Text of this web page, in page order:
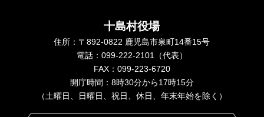
十島村役場
住所：〒892-0822 鹿児島市泉町14番15号
電話：099-222-2101（代表）
FAX：099-223-6720
開庁時間：8時30分から17時15分
（土曜日、日曜日、祝日、休日、年末年始を除く）